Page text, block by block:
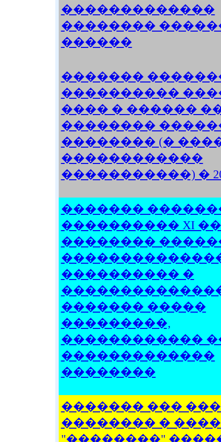
�������������
��������
������
�������
����������
���� � ������
��������
�������� (�
������������
�����������) �
�������
���������� XI
��������
���������� �
������� �����
���������,
������������
�������������
��������
������� ���
�������� �
"��������"